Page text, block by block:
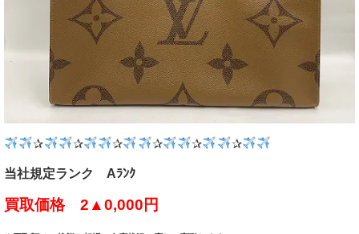
✰ ✰ ✰ ✰ ✰ ✰
当社規定ランク Aﾗﾝｸ
買取価格 2▲0,000円